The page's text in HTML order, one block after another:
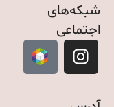
شبکه‌های
اجتماعی